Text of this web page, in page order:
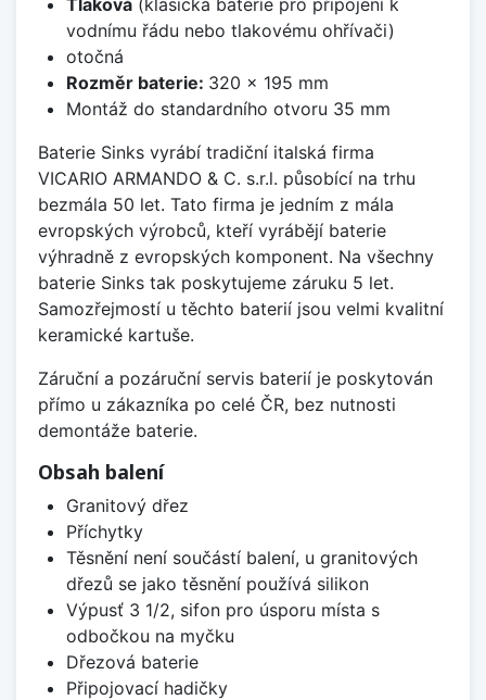
vodnímu řádu nebo tlakovému ohřívači)
otočná
Rozměr baterie: 320 x 195 mm
Montáž do standardního otvoru 35 mm
Baterie Sinks vyrábí tradiční italská firma
VICARIO ARMANDO & C. s.r.l. působící na trhu
bezmála 50 let. Tato firma je jedním z mála
evropských výrobců, kteří vyrábějí baterie
výhradně z evropských komponent. Na všechny
baterie Sinks tak poskytujeme záruku 5 let.
Samozřejmostí u těchto baterií jsou velmi kvalitní
keramické kartuše.
Záruční a pozáruční servis baterií je poskytován
přímo u zákazníka po celé ČR, bez nutnosti
demontáže baterie.
Obsah balení
Granitový dřez
Příchytky
Těsnění není součástí balení, u granitových
dřezů se jako těsnění používá silikon
Výpusť 3 1/2, sifon pro úsporu místa s
odbočkou na myčku
Dřezová baterie
Připojovací hadičky